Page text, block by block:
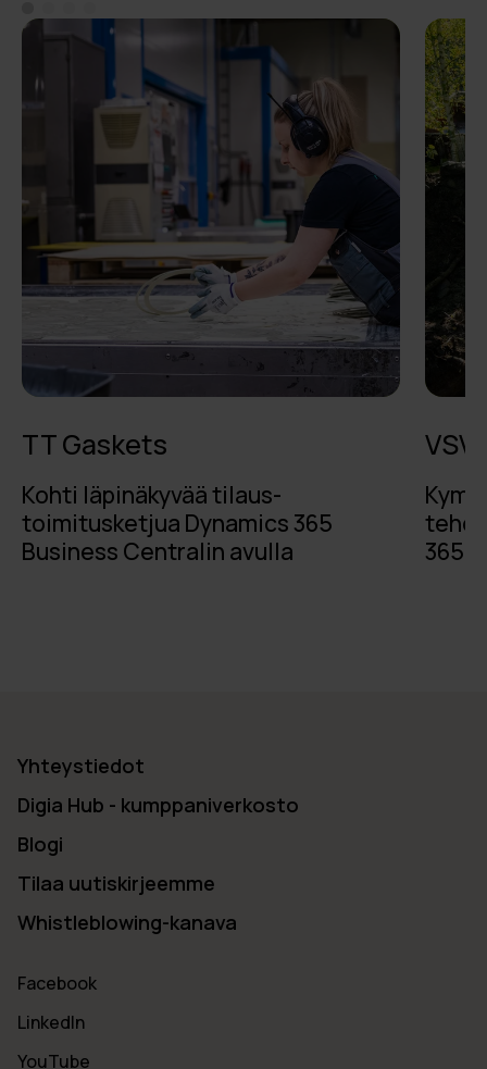
TT Gaskets
Kohti läpinäkyvää tilaus-
toimitusketjua Dynamics 365
Business Centralin avulla
Yhteystiedot
Digia Hub - kumppaniverkosto
Blogi
Tilaa uutiskirjeemme
Whistleblowing-kanava
Facebook
LinkedIn
YouTube